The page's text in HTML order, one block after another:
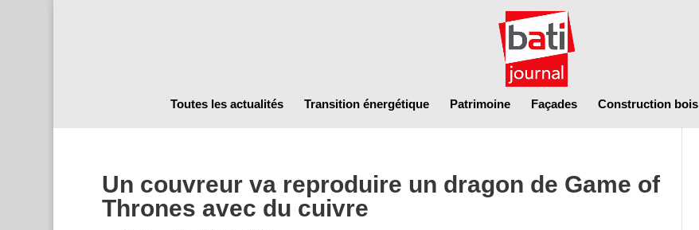
Toutes les actualités Transition énergétique Patrimoine Façades Construction bois
Un couvreur va reproduire un dragon de Game of
Thrones avec du cuivre